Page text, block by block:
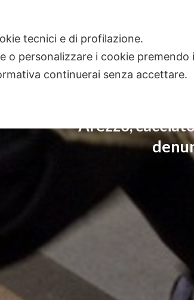
Arezzo,
tecnici e di profilazione.
o personalizzare i cookie premendo
continuerai senza accettare.